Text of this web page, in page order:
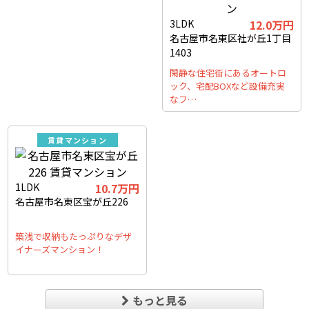
3LDK 12.0万円
名古屋市名東区社が丘1丁目
1403
閑静な住宅街にあるオートロ
ック、宅配BOXなど設備充実
なフ…
賃貸マンション
1LDK 10.7万円
名古屋市名東区宝が丘226
築浅で収納もたっぷりなデザ
イナーズマンション！
もっと見る